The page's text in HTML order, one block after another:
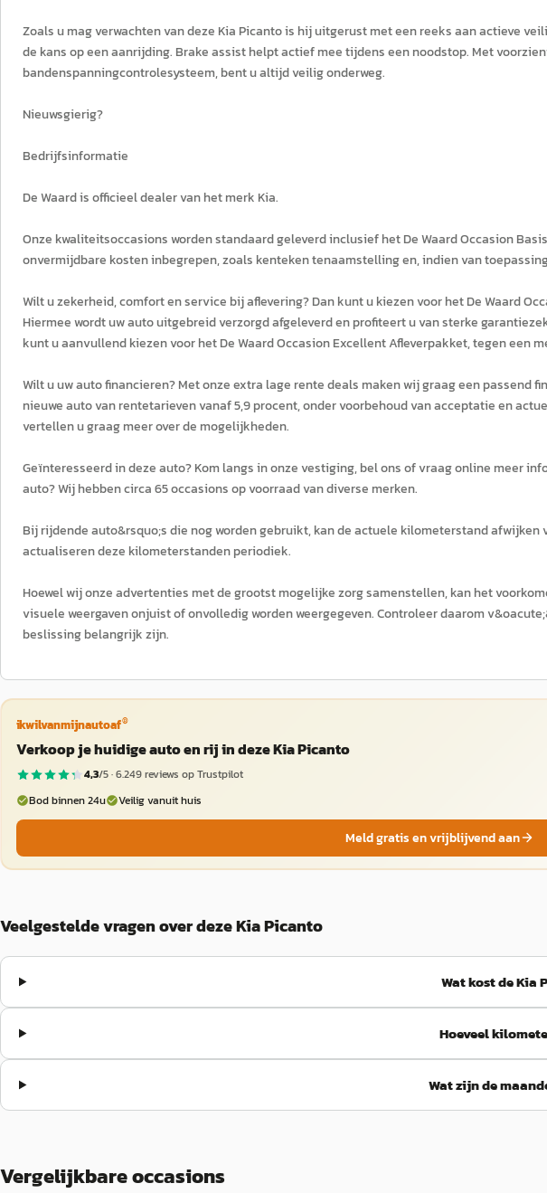
Zoals u mag verwachten van deze Kia Picanto is hij uitgerust met een reeks aan actieve
de kans op een aanrijding. Brake assist helpt actief mee tijdens een noodstop. Met
bandenspanningcontrolesysteem, bent u altijd veilig onderweg.
Nieuwsgierig?
Bedrijfsinformatie
De Waard is officieel dealer van het merk Kia.
Onze kwaliteitsoccasions worden standaard geleverd inclusief het De Waard Occasion
onvermijdbare kosten inbegrepen, zoals kenteken tenaamstelling en, indien van
Wilt u zekerheid, comfort en service bij aflevering? Dan kunt u kiezen voor het De Waard
Hiermee wordt uw auto uitgebreid verzorgd afgeleverd en profiteert u van sterke
kunt u aanvullend kiezen voor het De Waard Occasion Excellent Afleverpakket, tegen een
Wilt u uw auto financieren? Met onze extra lage rente deals maken wij graag een passend
nieuwe auto van rentetarieven vanaf 5,9 procent, onder voorbehoud van acceptatie en
vertellen u graag meer over de mogelijkheden.
Geïnteresseerd in deze auto? Kom langs in onze vestiging, bel ons of vraag online meer
auto? Wij hebben circa 65 occasions op voorraad van diverse merken.
Bij rijdende auto&rsquo;s die nog worden gebruikt, kan de actuele kilometerstand
actualiseren deze kilometerstanden periodiek.
Hoewel wij onze advertenties met de grootst mogelijke zorg samenstellen, kan het
visuele weergaven onjuist of onvolledig worden weergegeven. Controleer daarom
beslissing belangrijk zijn.
ikwilvanmijnautoaf®
Verkoop je huidige auto en rij in deze Kia Picanto
4,3/5 ·6.249reviews op Trustpilot
Bod binnen 24u
Veilig vanuit huis
Meld gratis en vrijblijvend aan
Veelgestelde vragen over deze Kia Picanto
Wat kost de Kia
Hoeveel
Wat zijn de
Vergelijkbare occasions